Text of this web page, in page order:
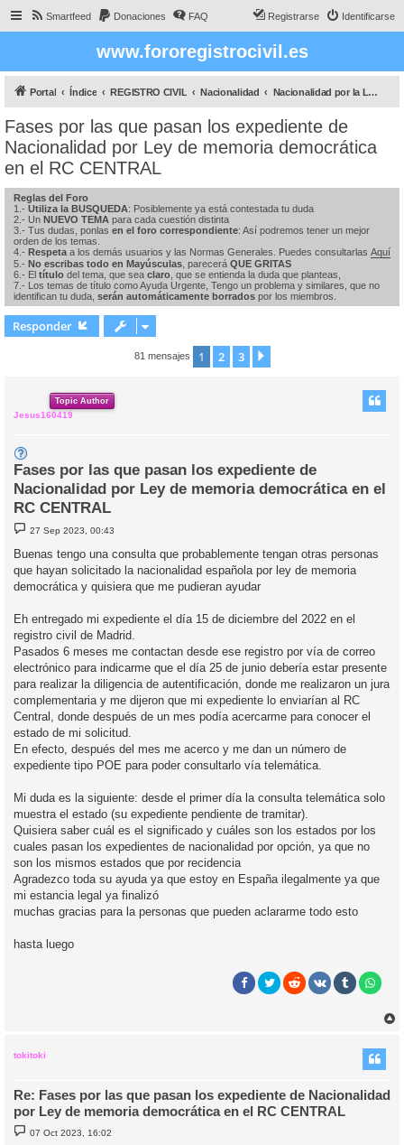
Smartfeed Donaciones FAQ Identificarse
Registrarse
www.fororegistrocivil.es
Portal Índice REGISTRO CIVIL Nacionalidad Nacionalidad por la Ley de Memoria DEMOCRÁTICA
Fases por las que pasan los expediente de
Nacionalidad por Ley de memoria democrática
en el RC CENTRAL
Reglas del Foro
1.- Utiliza la BUSQUEDA: Posiblemente ya está contestada tu duda
2.- Un NUEVO TEMA para cada cuestión distinta
3.- Tus dudas, ponlas en el foro correspondiente: Así podremos tener un mejor
orden de los temas.
4.- Respeta a los demás usuarios y las Normas Generales. Puedes consultarlas Aquí
5.- No escribas todo en Mayúsculas , parecerá QUE GRITAS
6.- El título del tema, que sea claro , que se entienda la duda que planteas,
7.- Los temas de título como Ayuda Urgente, Tengo un problema y similares, que no
identifican tu duda, serán automáticamente borrados por los miembros.
Responder
81 mensajes 1 2 3
Topic Author
Jesus160419
Fases por las que pasan los expediente de
Nacionalidad por Ley de memoria democrática en el
RC CENTRAL
M
e
s
a
e
27 Sep 2023, 00:43
Buenas tengo una consulta que probablemente tengan otras personas
que hayan solicitado la nacionalidad española por ley de memoria
democrática y quisiera que me pudieran ayudar
Eh entregado mi expediente el día 15 de diciembre del 2022 en el
registro civil de Madrid.
Pasados 6 meses me contactan desde ese registro por vía de correo
electrónico para indicarme que el día 25 de junio debería estar presente
para realizar la diligencia de autentificación, donde me realizaron un jura
complementaria y me dijeron que mi expediente lo enviarían al RC
Central, donde después de un mes podía acercarme para conocer el
estado de mi solicitud.
En efecto, después del mes me acerco y me dan un número de
expediente tipo POE para poder consultarlo vía telemática.
Mi duda es la siguiente: desde el primer día la consulta telemática solo
muestra el estado (su expediente pendiente de tramitar).
Quisiera saber cuál es el significado y cuáles son los estados por los
cuales pasan los expedientes de nacionalidad por opción, ya que no
son los mismos estados que por recidencia
Agradezco toda su ayuda ya que estoy en España ilegalmente ya que
mi estancia legal ya finalizó
muchas gracias para la personas que pueden aclararme todo esto
hasta luego
tokitoki
Re: Fases por las que pasan los expediente de Nacionalidad
por Ley de memoria democrática en el RC CENTRAL
M
e
07 Oct 2023, 16:02